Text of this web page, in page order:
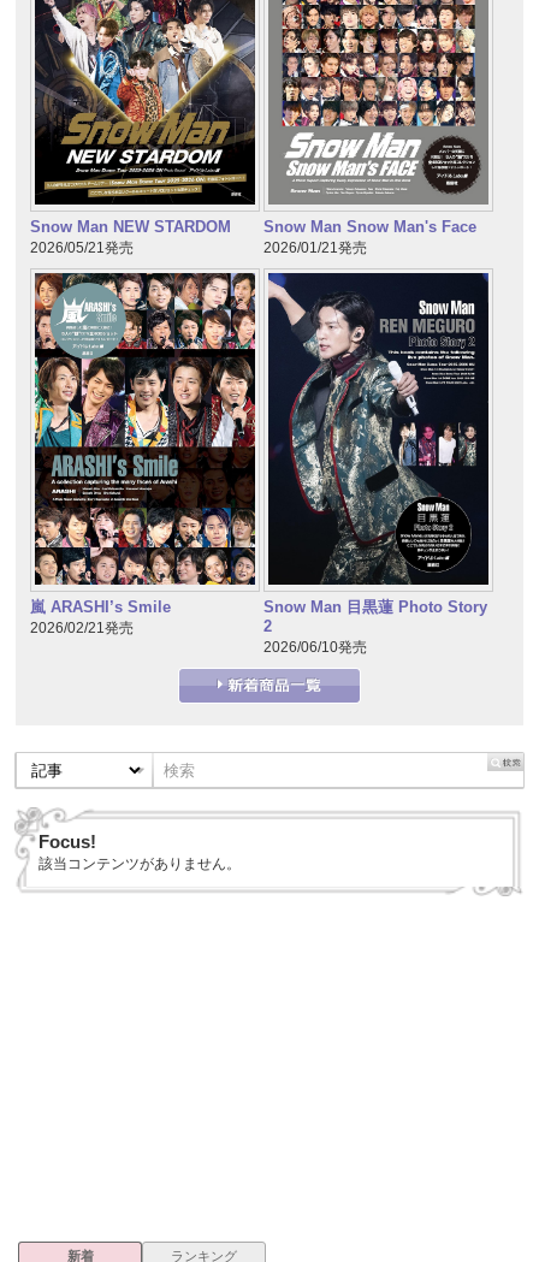
Snow Man NEW STARDOM
2026/05/21発売
Snow Man Snow Man's Face
2026/01/21発売
嵐 ARASHI’s Smile
2026/02/21発売
Snow Man 目黒蓮 Photo Story
2
2026/06/10発売
Focus!
該当コンテンツがありません。
新着 ランキング